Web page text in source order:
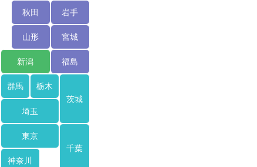
秋田 岩手
山形 宮城
福島
群馬
栃木
茨城
埼玉
千葉
東京
神奈川
新潟